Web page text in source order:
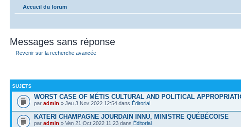
Accueil du forum
Messages sans réponse
Revenir sur la recherche avancée
SUJETS
WORST CASE OF MÉTIS CULTURAL AND POLITICAL
par admin » Jeu 3 Nov 2022 12:54 dans Éditorial
KATERI CHAMPAGNE JOURDAIN INNU, MINISTRE QUÉBÉCOISE
par admin » Ven 21 Oct 2022 11:23 dans Éditorial